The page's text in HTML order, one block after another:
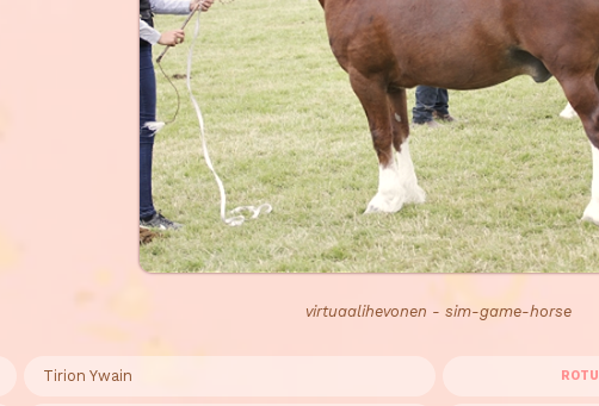
virtuaalihevonen - sim-game-horse
Tirion Ywain ROTU